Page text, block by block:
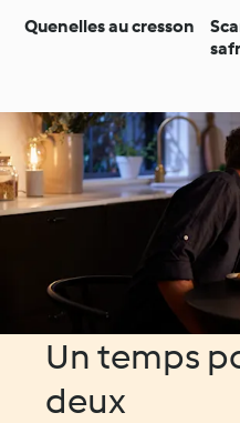
Quenelles au cresson
Un temps
deux